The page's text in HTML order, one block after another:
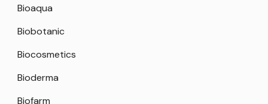
Bioaqua
Biobotanic
Biocosmetics
Bioderma
Biofarm